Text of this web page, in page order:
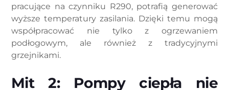
pracujące na czynniku R290, potrafią generować
wyższe temperatury zasilania. Dzięki temu mogą
współpracować nie tylko z ogrzewaniem
podłogowym, ale również z tradycyjnymi
grzejnikami.
Mit 2: Pompy ciepła nie